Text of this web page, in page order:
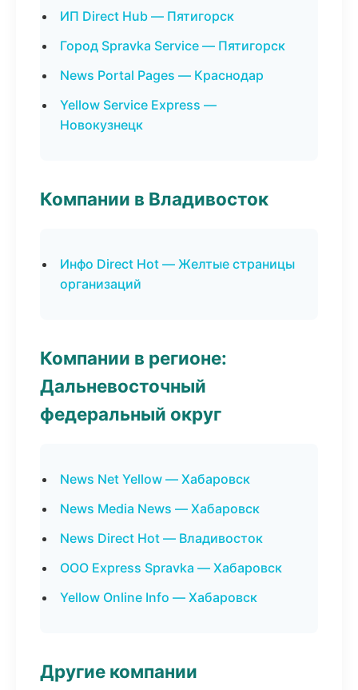
ИП Direct Hub — Пятигорск
Город Spravka Service — Пятигорск
News Portal Pages — Краснодар
Yellow Service Express —
Новокузнецк
Компании в Владивосток
Инфо Direct Hot — Желтые страницы
организаций
Компании в регионе:
Дальневосточный
федеральный округ
News Net Yellow — Хабаровск
News Media News — Хабаровск
News Direct Hot — Владивосток
ООО Express Spravka — Хабаровск
Yellow Online Info — Хабаровск
Другие компании